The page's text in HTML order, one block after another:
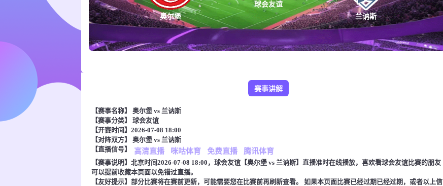
奥尔堡
球会友谊
兰讷斯
赛事讲解
【赛事名称】 奥尔堡 vs 兰讷斯
【赛事分类】 球会友谊
【开赛时间】2026-07-08 18:00
【对阵双方】 奥尔堡 vs 兰讷斯
【直播信号】
高清直播 咪咕体育 免费直播 腾讯体育
【赛事说明】北京时间2026-07-08 18:00，球会友谊【奥尔堡 vs 兰讷斯】直播准时在线播放，喜欢看球会友谊比赛的朋友
可以提前收藏本页面以免错过直播。
【友好提示】部分比赛将在赛前更新，可能需要您在比赛前再刷新查看。 如果本页面比赛已经过期已经过期，或者以上信